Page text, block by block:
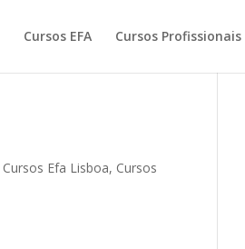
Cursos EFA Cursos Profissionais
Cursos Efa Lisboa, Cursos